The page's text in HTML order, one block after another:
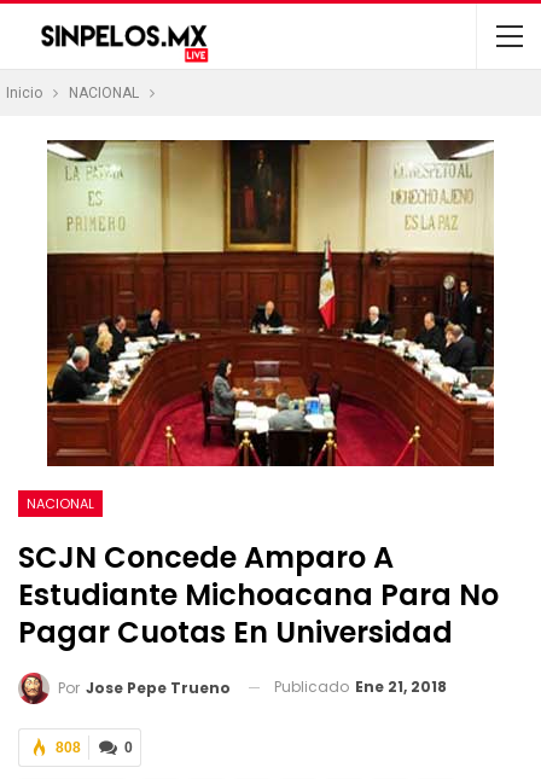
Inicio NACIONAL
NACIONAL
SCJN Concede Amparo A
Estudiante Michoacana Para No
Pagar Cuotas En Universidad
Por Jose Pepe Trueno Publicado Ene 21, 2018
0
808